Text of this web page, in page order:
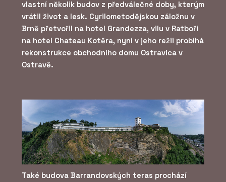
vlastní několik budov z předválečné doby, kterým
vrátil život a lesk. Cyrilometodějskou záložnu v
Brně přetvořil na hotel Grandezza, vilu v Ratboři
na hotel Chateau Kotěra, nyní v jeho režii probíhá
rekonstrukce obchodního domu Ostravica v
Ostravě.
Také budova Barrandovských teras prochází